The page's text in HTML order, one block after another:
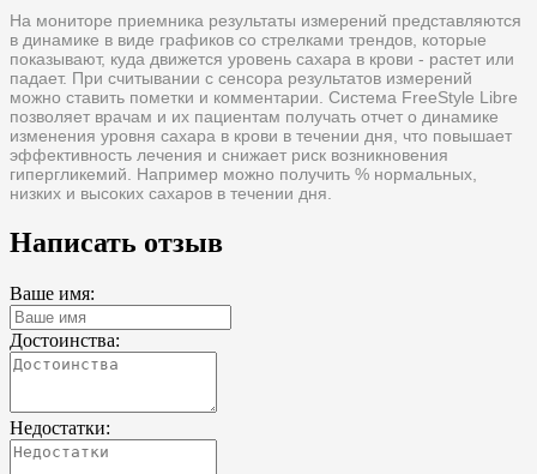
На мониторе приемника результаты измерений представляются
в динамике в виде графиков со стрелками трендов, которые
показывают, куда движется уровень сахара в крови - растет или
падает. При считывании с сенсора результатов измерений
можно ставить пометки и комментарии. Система FreeStyle Libre
позволяет врачам и их пациентам получать отчет о динамике
изменения уровня сахара в крови в течении дня, что повышает
эффективность лечения и снижает риск возникновения
гипергликемий. Например можно получить % нормальных,
низких и высоких сахаров в течении дня.
Написать отзыв
Ваше имя:
Достоинства:
Недостатки: